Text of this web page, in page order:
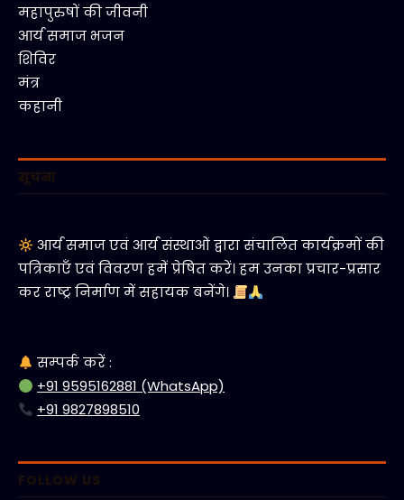
महापुरुषों की जीवनी
आर्य समाज भजन
शिविर
मंत्र
कहानी
सूचना
आर्य समाज एवं आर्य संस्थाओं द्वारा संचालित कार्यक्रमों की
पत्रिकाएँ एवं विवरण हमें प्रेषित करें। हम उनका प्रचार-प्रसार
कर राष्ट्र निर्माण में सहायक बनेंगे।
सम्पर्क करें :
+91 9595162881 (WhatsApp)
+91 9827898510
FOLLOW US